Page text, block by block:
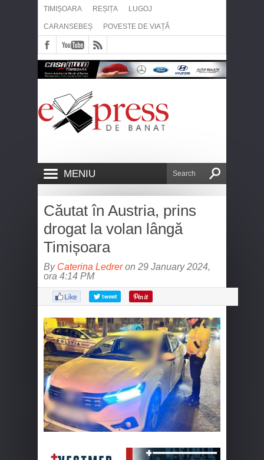
TIMIȘOARA REȘIȚA LUGOJ
CARANSEBEȘ POVESTE DE VIAȚĂ
MENIU
Căutat în Austria, prins
drogat la volan lângă
Timișoara
By Caterina Ledreron 29 January 2024,
ora 4:14 PM